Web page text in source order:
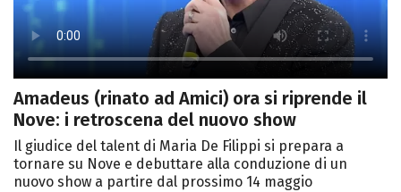
Amadeus (rinato ad Amici) ora si riprende il
Nove: i retroscena del nuovo show
Il giudice del talent di Maria De Filippi si prepara a
tornare su Nove e debuttare alla conduzione di un
nuovo show a partire dal prossimo 14 maggio